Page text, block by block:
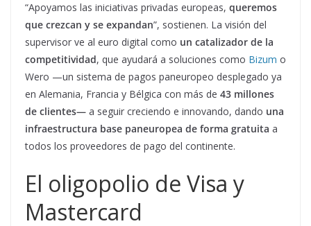
“Apoyamos las iniciativas privadas europeas, queremos
que crezcan y se expandan”, sostienen. La visión del
supervisor ve al euro digital como un catalizador de la
competitividad, que ayudará a soluciones como Bizum o
Wero —un sistema de pagos paneuropeo desplegado ya
en Alemania, Francia y Bélgica con más de 43 millones
de clientes— a seguir creciendo e innovando, dando una
infraestructura base paneuropea de forma gratuita a
todos los proveedores de pago del continente.
El oligopolio de Visa y
Mastercard